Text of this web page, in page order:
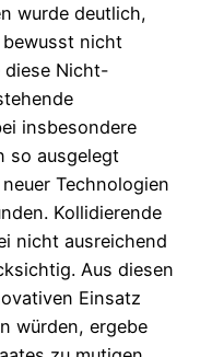
wurde deutlich,
nicht
diese Nicht-
insbesondere
so ausgelegt
Technologien
Kollidierende
nicht ausreichend
Aus diesen
Einsatz
würden, ergebe